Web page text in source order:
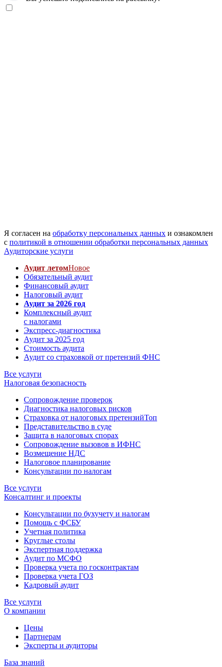
Я согласен на обработку персональных данных и ознакомлен
с политикой в отношении обработки персональных данных
Аудиторские услуги
Аудит летомНовое
Обязательный аудит
Финансовый аудит
Налоговый аудит
Аудит за 2026 год
Комплексный аудит
с налогами
Экспресс-диагностика
Аудит за 2025 год
Стоимость аудита
Аудит со страховкой от претензий ФНС
Все услуги
Налоговая безопасность
Сопровождение проверок
Диагностика налоговых рисков
Страховка от налоговых претензийТоп
Представительство в суде
Защита в налоговых спорах
Сопровождение вызовов в ИФНС
Возмещение НДС
Налоговое планирование
Консультации по налогам
Все услуги
Консалтинг и проекты
Консультации по бухучету и налогам
Помощь с ФСБУ
Учетная политика
Круглые столы
Экспертная поддержка
Аудит по МСФО
Проверка учета по госконтрактам
Проверка учета ГОЗ
Кадровый аудит
Все услуги
О компании
Цены
Партнерам
Эксперты и аудиторы
База знаний